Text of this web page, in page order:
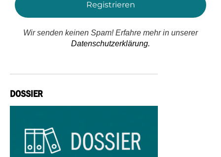
Wir senden keinen Spam! Erfahre mehr in unserer
Datenschutzerklärung.
DOSSIER